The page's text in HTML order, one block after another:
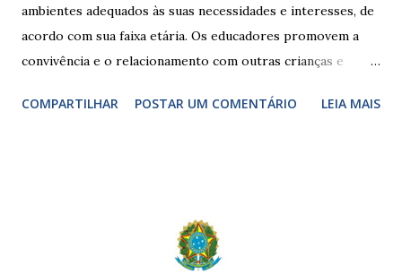
ambientes adequados às suas necessidades e interesses, de
acordo com sua faixa etária. Os educadores promovem a
convivência e o relacionamento com outras crianças e
garantir o direito das crianças a uma educação integral e de
crianças de zero a 3 anos e 11 meses; – EMEIs - Escolas
Municipais de Educação Infantil, que atendem crianças de 4
COMPARTILHAR POSTAR UM COMENTÁRIO LEIA MAIS